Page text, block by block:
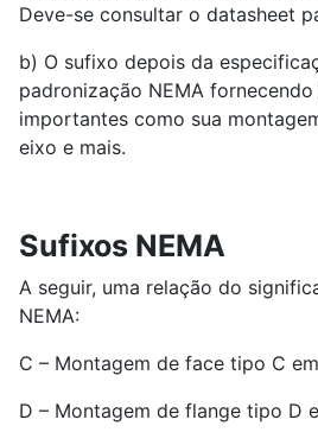
Deve-se consultar o datasheet
b) O sufixo depois da
padronização NEMA
importantes como sua
eixo e mais.
Sufixos NEMA
A seguir, uma relação do
NEMA:
C – Montagem de face tipo C
D – Montagem de flange tipo D